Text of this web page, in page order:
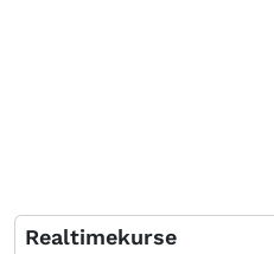
Realtimekurse